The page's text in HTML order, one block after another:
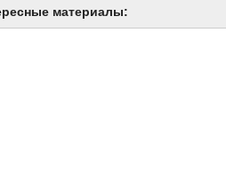
материалы: